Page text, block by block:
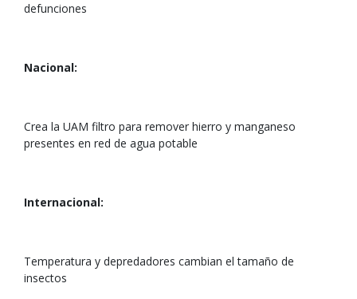
defunciones
Nacional:
Crea la UAM filtro para remover hierro y manganeso
presentes en red de agua potable
Internacional:
Temperatura y depredadores cambian el tamaño de
insectos